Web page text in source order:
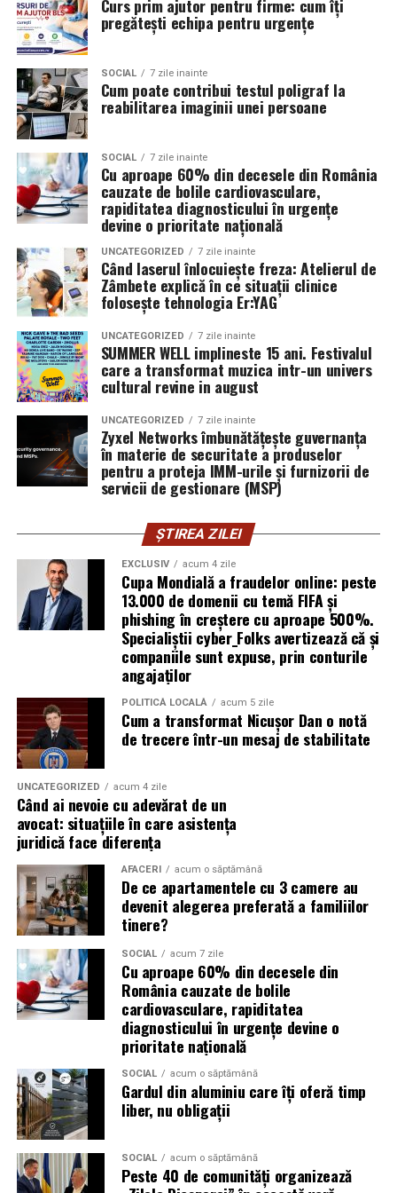
clienții. A pornit de la convingerea că oamenii cumpără
de la oameni, nu de la branduri, iar asta înseamnă că
prezența personală contează la fel de mult ca produsul.
Iuliana Gabriela Enescueste specialist în fotografie si
videografie cu dronă. Știe că domeniul ei este dominat
de bărbați și că vizibilitatea ei ca profesionistă este, în
sine, un argument.
Isabela Alexandruoferă servicii de consiliere de cuplu
și psihoterapie. Lucrează zilnic cu oameni care încearcă
să se înțeleagă mai bine și crede că autenticitatea
trebuie să înceapă de la ea.
Oana Teslarueste consultant financiar și expert în
investiții imobiliare. A ales să fie prezentă cu vocea ei
într-un domeniu în care credibilitatea se construiește
greu și se pierde repede.
Mirela Iacob
vinde cosmetice naturale și lucrează cu
femei care vor produse în care au încredere. Prezența ei
publică este, pentru clientele ei, primul semn că brandul
ei e real.
antreprenori care vor să ia decizii mai aliniate cu ce sunt
ei cu adevărat. Alege să fie vizibilă pentru că domeniul ei
câștigă credibilitate prin oameni, nu prin concepte.
Mihaela Antocheactivează în nutriție și sănătate.
Crede că informația corectă ajunge la oamenii potriviți
doar atunci când vine de la o sursă cu chip și nume.
De ce contează vizibilitatea, nu
doar activitatea
Campania „Aleg să fiu vizibilă” (
este doar despre fotografie. Este despre o decizie pe
care fiecare dintre aceste femei a luat-o conștient: să nu
mai lase calitatea muncii lor să rămână un secret bine
păzit.
România are sute de mii de femei antreprenor. Mulți
dintre cei care ar beneficia de serviciile lor nu le cunosc,
nu pentru că nu le caută, ci pentru că nu le găsesc.
Vizibilitatea profesională nu este vanitate. Este o parte
din afacere.
Asociația Antreprenoare.ro a construit, prin această
campanie, o arhivă de povești reale. Toate participantele
din prima rundă vor apărea pe prima pagină a
antreprenoare.rotimp de un an.
Campania #AlegSaFiuVizibila
continuă
Curs prim ajutor pentru firme: cum îți
pregătești echipa pentru urgențe
SOCIAL 7 zile inainte
Cum poate contribui testul poligraf la
reabilitarea imaginii unei persoane
SOCIAL 7 zile inainte
Cu aproape 60% din decesele din România
cauzate de bolile cardiovasculare,
rapiditatea diagnosticului în urgențe
devine o prioritate națională
UNCATEGORIZED 7 zile inainte
Când laserul înlocuiește freza: Atelierul de
Zâmbete explică în ce situații clinice
folosește tehnologia Er:YAG
UNCATEGORIZED 7 zile inainte
SUMMER WELL implineste 15 ani. Festivalul
care a transformat muzica intr-un univers
cultural revine in august
UNCATEGORIZED 7 zile inainte
Zyxel Networks îmbunătățește guvernanța
în materie de securitate a produselor
pentru a proteja IMM-urile și furnizorii de
servicii de gestionare (MSP)
ȘTIREA ZILEI
EXCLUSIV acum 4 zile
Cupa Mondială a fraudelor online: peste
13.000 de domenii cu temă FIFA și
phishing în creștere cu aproape 500%.
Specialiștii cyber_Folks avertizează că și
companiile sunt expuse, prin conturile
angajaților
POLITICĂ LOCALĂ acum 5 zile
Cum a transformat Nicușor Dan o notă
de trecere într-un mesaj de stabilitate
UNCATEGORIZED acum 4 zile
Când ai nevoie cu adevărat de un
avocat: situațiile în care asistența
juridică face diferența
AFACERI acum o săptămână
De ce apartamentele cu 3 camere au
devenit alegerea preferată a familiilor
tinere?
SOCIAL acum 7 zile
Cu aproape 60% din decesele din
România cauzate de bolile
cardiovasculare, rapiditatea
diagnosticului în urgențe devine o
prioritate națională
SOCIAL acum o săptămână
Gardul din aluminiu care îți oferă timp
liber, nu obligații
SOCIAL acum o săptămână
Peste 40 de comunități organizează